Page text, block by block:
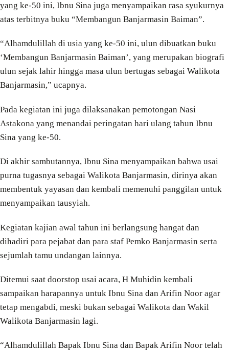
yang ke-50 ini, Ibnu Sina juga menyampaikan rasa syukurnya
atas terbitnya buku “Membangun Banjarmasin Baiman”.
“Alhamdulillah di usia yang ke-50 ini, ulun dibuatkan buku
‘Membangun Banjarmasin Baiman’, yang merupakan biografi
ulun sejak lahir hingga masa ulun bertugas sebagai Walikota
Banjarmasin,” ucapnya.
Pada kegiatan ini juga dilaksanakan pemotongan Nasi
Astakona yang menandai peringatan hari ulang tahun Ibnu
Sina yang ke-50.
Di akhir sambutannya, Ibnu Sina menyampaikan bahwa usai
purna tugasnya sebagai Walikota Banjarmasin, dirinya akan
membentuk yayasan dan kembali memenuhi panggilan untuk
menyampaikan tausyiah.
Kegiatan kajian awal tahun ini berlangsung hangat dan
dihadiri para pejabat dan para staf Pemko Banjarmasin serta
sejumlah tamu undangan lainnya.
Ditemui saat doorstop usai acara, H Muhidin kembali
sampaikan harapannya untuk Ibnu Sina dan Arifin Noor agar
tetap mengabdi, meski bukan sebagai Walikota dan Wakil
Walikota Banjarmasin lagi.
“Alhamdulillah Bapak Ibnu Sina dan Bapak Arifin Noor telah